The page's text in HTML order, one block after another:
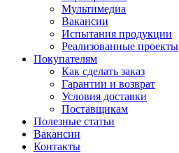
Мультимедиа
Вакансии
Испытания продукции
Реализованные проекты
Покупателям
Как сделать заказ
Гарантии и возврат
Условия доставки
Поставщикам
Полезные статьи
Вакансии
Контакты